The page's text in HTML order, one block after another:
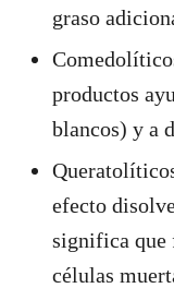
graso
productos
blancos) y a
efecto
significa que
células